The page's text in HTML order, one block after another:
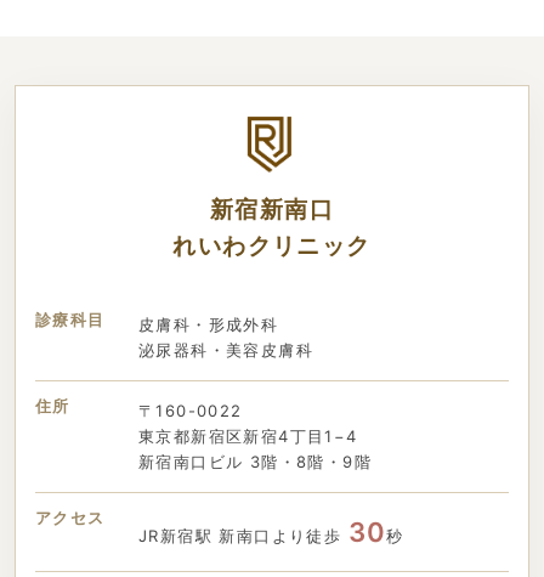
新宿新南口
れいわクリニック
診療科目
皮膚科・形成外科
泌尿器科・美容皮膚科
住所
〒160-0022
東京都新宿区新宿4丁目1−4
新宿南口ビル 3階・8階・9階
アクセス
JR新宿駅 新南口より徒歩 30秒